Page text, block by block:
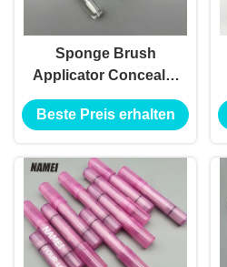
Sponge Brush
Applicator Concealer
Tube
Beste Preis erhalten